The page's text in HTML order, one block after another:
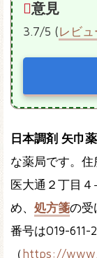
意見
3.7/5 (レビ
日本調剤 矢巾
な薬局です。
医大通２丁目４
め、 処方箋の受
番号は019-611-
（https://